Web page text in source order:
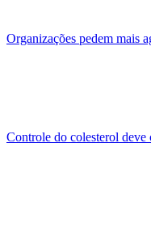
Organizações pedem mais
Controle do colesterol deve